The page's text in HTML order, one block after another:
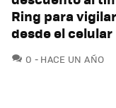
Ring para
desde el celular
0 COMENTARIOS
HACE UN AÑO